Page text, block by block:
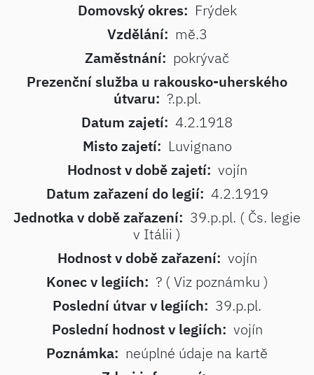
Domovský okres: Frýdek
Vzdělání: mě.3
Zaměstnání: pokrývač
Prezenční služba u rakousko-uherského
útvaru: ?.p.pl.
Datum zajetí: 4.2.1918
Misto zajetí: Luvignano
Hodnost v době zajetí: vojín
Datum zařazení do legií: 4.2.1919
Jednotka v době zařazení: 39.p.pl. ( Čs. legie
v Itálii )
Hodnost v době zařazení: vojín
Konec v legiích: ? ( Viz poznámku )
Poslední útvar v legiích: 39.p.pl.
Poslední hodnost v legiích: vojín
Poznámka: neúplné údaje na kartě